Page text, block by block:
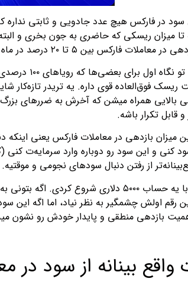
در فارکس هیچ عدد جادویی و ثابتی نداره
تا میزان ریسکی که حاضری به جون بخری و
فارکس بین ۵ تا ۲۰ درصد در ماه هستن.
فوق‌العاده قوی داره. یه تریدر تازه‌کار
همراه میشن که آخرش به ضررهای بزرگ
قابل تکرار باشه.
کنی و این سود رو دوباره وارد سرمایه‌ت
از رفتن دنبال سودهای نجومی و موقتیه.
رقم اولش چشمگیر به نظر نیاد، اما اگه این
بازدهی منطقی و پایدار خودش رو نشون
واقع بینانه از سود در